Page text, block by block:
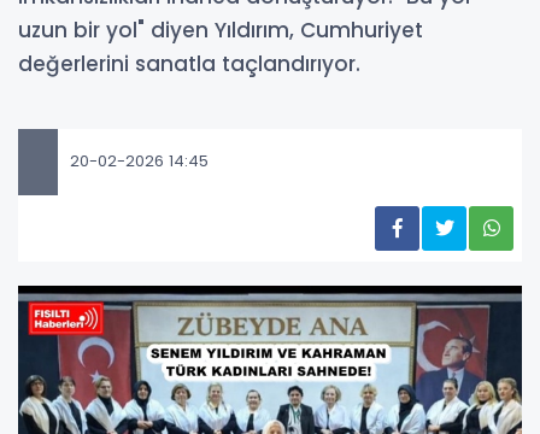
uzun bir yol" diyen Yıldırım, Cumhuriyet
değerlerini sanatla taçlandırıyor.
20-02-2026 14:45